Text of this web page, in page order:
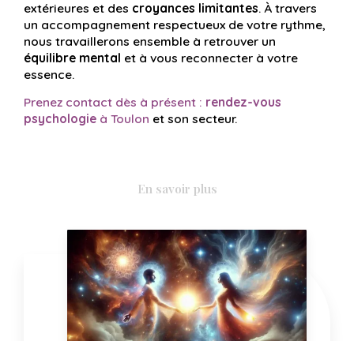
extérieures et des croyances limitantes. À travers
un accompagnement respectueux de votre rythme,
nous travaillerons ensemble à retrouver un
équilibre mental et à vous reconnecter à votre
essence.
Prenez contact dès à présent : rendez-vous
psychologie à Toulon et son secteur.
En savoir plus